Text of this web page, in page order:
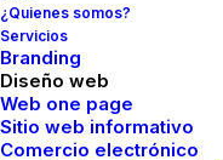
¿Quienes somos?
Servicios
Branding
Diseño web
Web one page
Sitio web informativo
Comercio electrónico
In
puede